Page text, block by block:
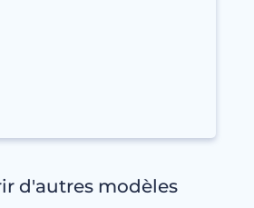
d'autres modèles